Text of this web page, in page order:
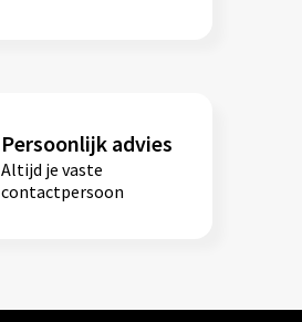
Persoonlijk advies
Altijd je vaste
contactpersoon